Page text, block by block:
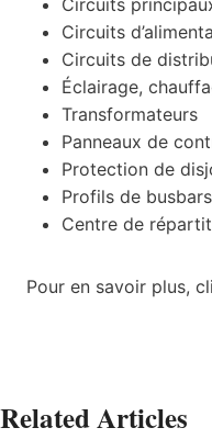
Circuits
Circuits de
Éclairage,
Transformateurs
Panneaux de
Protection de
Profils de busbars
Centre de
Pour en savoir plus,
Related Articles